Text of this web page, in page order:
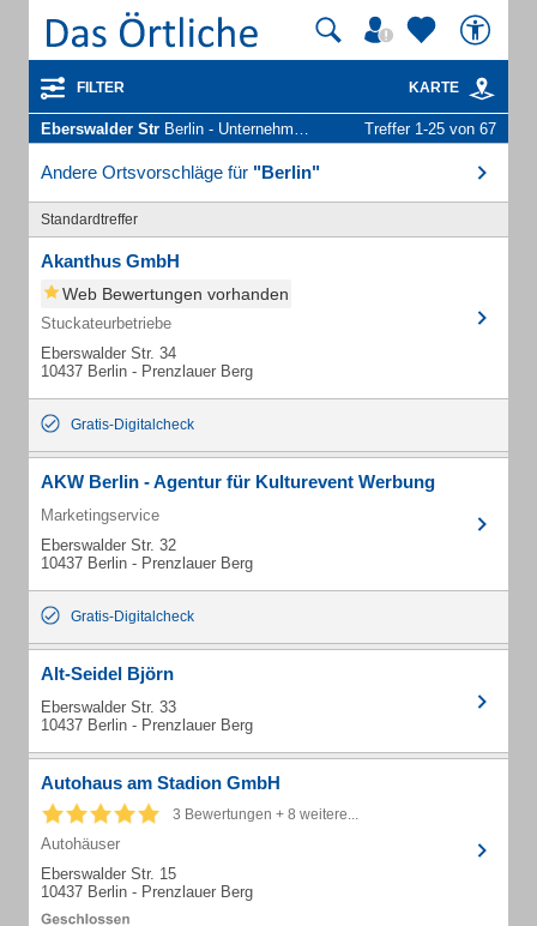
FILTER KARTE
Eberswalder Str Berlin - Unternehmen und Personen Treffer 1-25 von 67
Andere Ortsvorschläge für "Berlin"
Standardtreffer
Akanthus GmbH
Web Bewertungen vorhanden
Stuckateurbetriebe
Eberswalder Str. 34
10437 Berlin - Prenzlauer Berg
Gratis-Digitalcheck
AKW Berlin - Agentur für Kulturevent Werbung
Marketingservice
Eberswalder Str. 32
10437 Berlin - Prenzlauer Berg
Gratis-Digitalcheck
Alt-Seidel Björn
Eberswalder Str. 33
10437 Berlin - Prenzlauer Berg
Autohaus am Stadion GmbH
3 Bewertungen + 8 weitere...
Autohäuser
Eberswalder Str. 15
10437 Berlin - Prenzlauer Berg